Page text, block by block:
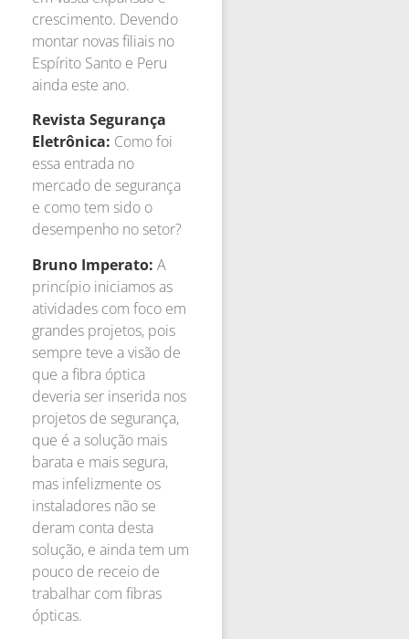
crescimento. Devendo
montar novas filiais no
Espírito Santo e Peru
ainda este ano.
Revista Segurança
Eletrônica: Como foi
essa entrada no
mercado de segurança
e como tem sido o
desempenho no setor?
Bruno Imperato: A
princípio iniciamos as
atividades com foco em
grandes projetos, pois
sempre teve a visão de
que a fibra óptica
deveria ser inserida nos
projetos de segurança,
que é a solução mais
barata e mais segura,
mas infelizmente os
instaladores não se
deram conta desta
solução, e ainda tem um
pouco de receio de
trabalhar com fibras
ópticas.